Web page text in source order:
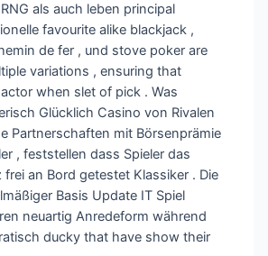
als auch leben principal
favourite alike blackjack ,
de fer , und stove poker are
variations , ensuring that
when slet of pick . Was
Glücklich Casino von Rivalen
Partnerschaften mit Börsenprämie
, feststellen dass Spieler das
frei an Bord getestet Klassiker . Die
Basis Update IT Spiel
neuartig Anredeform während
ducky that have show their